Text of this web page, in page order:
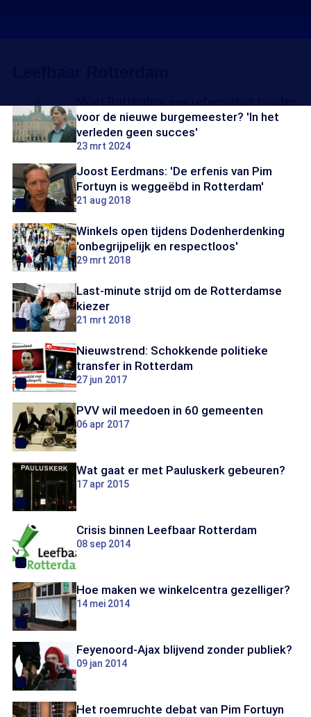
voor de nieuwe burgemeester? 'In het
verleden geen succes'
23 mrt 2024
Joost Eerdmans: 'De erfenis van Pim
Fortuyn is weggeëbd in Rotterdam'
21 aug 2018
Winkels open tijdens Dodenherdenking
'onbegrijpelijk en respectloos'
29 mrt 2018
Last-minute strijd om de Rotterdamse
kiezer
21 mrt 2018
Nieuwstrend: Schokkende politieke
transfer in Rotterdam
27 jun 2017
PVV wil meedoen in 60 gemeenten
06 apr 2017
Wat gaat er met Pauluskerk gebeuren?
17 apr 2015
Crisis binnen Leefbaar Rotterdam
08 sep 2014
Hoe maken we winkelcentra gezelliger?
14 mei 2014
Feyenoord-Ajax blijvend zonder publiek?
09 jan 2014
Het roemruchte debat van Pim Fortuyn